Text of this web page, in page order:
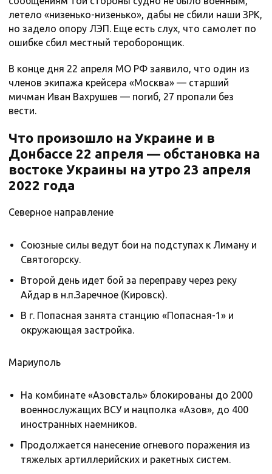
летело «низенько-низенько», дабы не сбили наши ЗРК,
но задело опору ЛЭП. Еще есть слух, что самолет по
ошибке сбил местный тероборонщик.
В конце дня 22 апреля МО РФ заявило, что один из
членов экипажа крейсера «Москва» — старший
мичман Иван Вахрушев — погиб, 27 пропали без
вести.
Что произошло на Украине и в
Донбассе 22 апреля — обстановка на
востоке Украины на утро 23 апреля
2022 года
Северное направление
Союзные силы ведут бои на подступах к Лиману и
Святогорску.
Второй день идет бой за переправу через реку
Айдар в н.п.Заречное (Кировск).
В г. Попасная занята станцию «Попасная-1» и
окружающая застройка.
Мариуполь
На комбинате «Азовсталь» блокированы до 2000
военнослужащих ВСУ и нацполка «Азов», до 400
иностранных наемников.
Продолжается нанесение огневого поражения из
тяжелых артиллерийских и ракетных систем.